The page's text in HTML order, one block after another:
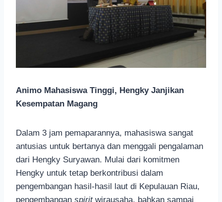
Animo Mahasiswa Tinggi, Hengky Janjikan
Kesempatan Magang
Dalam 3 jam pemaparannya, mahasiswa sangat
antusias untuk bertanya dan menggali pengalaman
dari Hengky Suryawan. Mulai dari komitmen
Hengky untuk tetap berkontribusi dalam
pengembangan hasil-hasil laut di Kepulauan Riau,
pengembangan spirit wirausaha, bahkan sampai